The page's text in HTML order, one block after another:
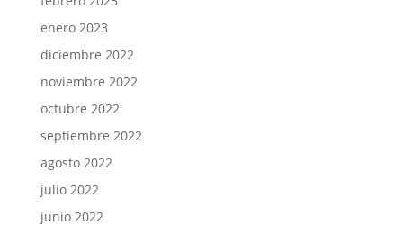
enero 2023
diciembre 2022
noviembre 2022
octubre 2022
septiembre 2022
agosto 2022
julio 2022
junio 2022